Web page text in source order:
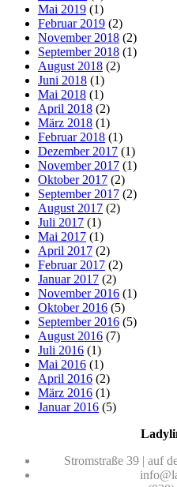
Mai 2019 (1)
Februar 2019 (2)
November 2018 (2)
September 2018 (1)
August 2018 (2)
Juni 2018 (1)
Mai 2018 (1)
April 2018 (2)
März 2018 (1)
Februar 2018 (1)
Dezember 2017 (1)
November 2017 (1)
Oktober 2017 (2)
September 2017 (2)
August 2017 (2)
Juli 2017 (1)
Mai 2017 (1)
April 2017 (2)
Februar 2017 (2)
Januar 2017 (2)
November 2016 (1)
Oktober 2016 (5)
September 2016 (5)
August 2016 (7)
Juli 2016 (1)
Mai 2016 (1)
April 2016 (2)
März 2016 (1)
Januar 2016 (5)
Stromstraße 39 | auf